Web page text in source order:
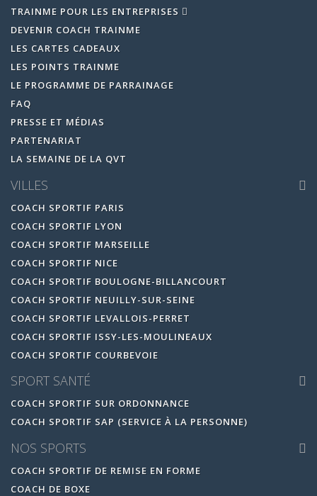
TRAINME POUR LES ENTREPRISES
DEVENIR COACH TRAINME
LES CARTES CADEAUX
LES POINTS TRAINME
LE PROGRAMME DE PARRAINAGE
FAQ
PRESSE ET MÉDIAS
PARTENARIAT
LA SEMAINE DE LA QVT
VILLES
COACH SPORTIF PARIS
COACH SPORTIF LYON
COACH SPORTIF MARSEILLE
COACH SPORTIF NICE
COACH SPORTIF BOULOGNE-BILLANCOURT
COACH SPORTIF NEUILLY-SUR-SEINE
COACH SPORTIF LEVALLOIS-PERRET
COACH SPORTIF ISSY-LES-MOULINEAUX
COACH SPORTIF COURBEVOIE
SPORT SANTÉ
COACH SPORTIF SUR ORDONNANCE
COACH SPORTIF SAP (SERVICE À LA PERSONNE)
NOS SPORTS
COACH SPORTIF DE REMISE EN FORME
COACH DE BOXE